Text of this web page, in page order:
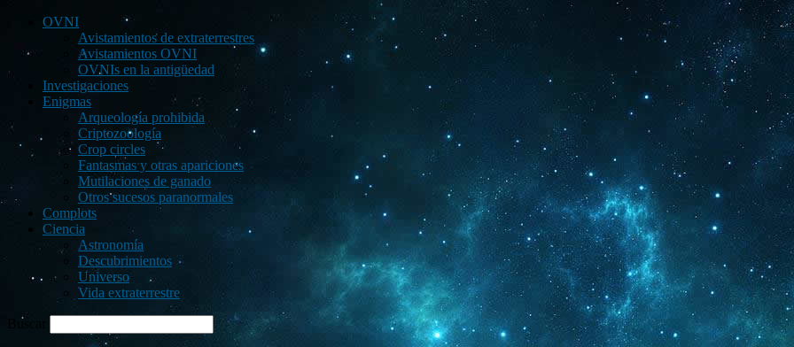
OVNI
Avistamientos de extraterrestres
Avistamientos OVNI
OVNIs en la antigüedad
Investigaciones
Enigmas
Arqueología prohibida
Criptozoología
Crop circles
Fantasmas y otras apariciones
Mutilaciones de ganado
Otros sucesos paranormales
Complots
Ciencia
Astronomía
Descubrimientos
Universo
Vida extraterrestre
Buscar